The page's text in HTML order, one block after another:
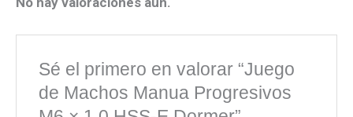
Sé el primero en valorar “Juego
de Machos Manua Progresivos